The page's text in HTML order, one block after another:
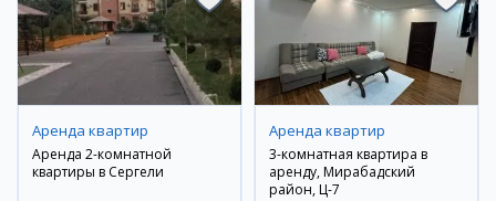
Аренда квартир
Аренда 2-комнатной
квартиры в Сергели
Аренда квартир
3-комнатная квартира в
аренду, Мирабадский
район, Ц-7